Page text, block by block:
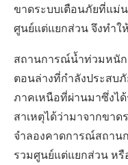
ขาดระบบเตือนภัยที่แม่
ศูนย์แต่แยกส่วน จึงทำใ
สถานการณ์น้ำท่วมหนั
ตอนล่างที่กำลังประสบ
ภาคเหนือที่ผ่านมาซึ่งได้
สาเหตุได้ว่ามาจากขา
จำลองคาดการณ์สถาน
รวมศูนย์แต่แยกส่วน หรื